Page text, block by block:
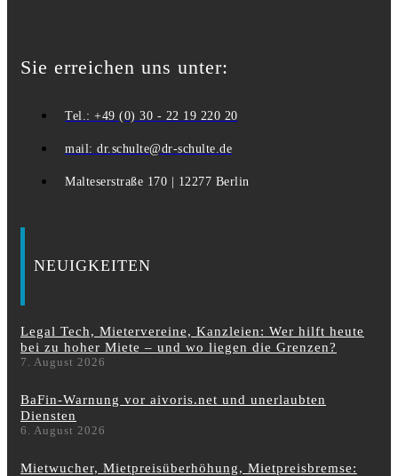
Sie erreichen uns unter:
Tel.: +49 (0) 30 - 22 19 220 20
mail: dr.schulte@dr-schulte.de
Malteserstraße 170 | 12277 Berlin
NEUIGKEITEN
Legal Tech, Mietervereine, Kanzleien: Wer hilft heute
bei zu hoher Miete – und wo liegen die Grenzen?
7. August 2026
BaFin-Warnung vor aivoris.net und unerlaubten
Diensten
6. August 2026
Mietwucher, Mietpreisüberhöhung, Mietpreisbremse: